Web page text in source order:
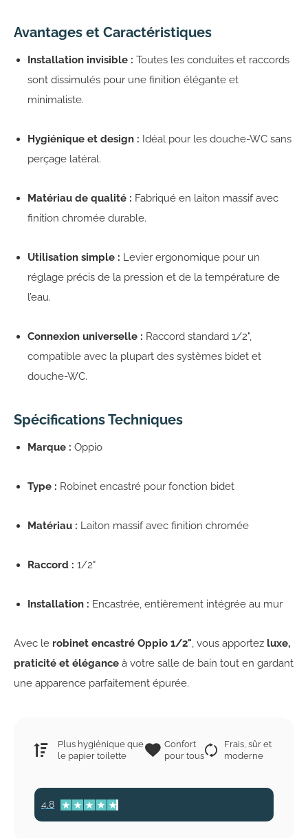
Avantages et Caractéristiques
Installation invisible : Toutes les conduites et raccords
sont dissimulés pour une finition élégante et
minimaliste.
Hygiénique et design : Idéal pour les douche-WC sans
perçage latéral.
Matériau de qualité : Fabriqué en laiton massif avec
finition chromée durable.
Utilisation simple : Levier ergonomique pour un
réglage précis de la pression et de la température de
l’eau.
Connexion universelle : Raccord standard 1/2",
compatible avec la plupart des systèmes bidet et
douche-WC.
Spécifications Techniques
Marque : Oppio
Type : Robinet encastré pour fonction bidet
Matériau : Laiton massif avec finition chromée
Raccord : 1/2"
Installation : Encastrée, entièrement intégrée au mur
Avec le robinet encastré Oppio 1/2", vous apportez luxe,
praticité et élégance à votre salle de bain tout en gardant
une apparence parfaitement épurée.
Plus hygiénique que
le papier toilette
Confort
pour tous
Frais, sûr et
moderne
4.8